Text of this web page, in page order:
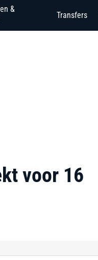
&
Transfers
voor 16